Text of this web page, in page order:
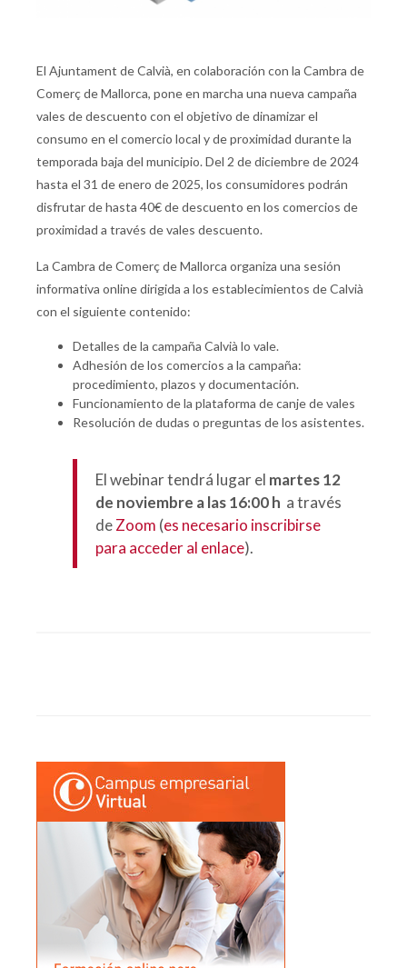
El Ajuntament de Calvià, en colaboración con la Cambra de
Comerç de Mallorca, pone en marcha una nueva campaña
vales de descuento con el objetivo de dinamizar el
consumo en el comercio local y de proximidad durante la
temporada baja del municipio. Del 2 de diciembre de 2024
hasta el 31 de enero de 2025, los consumidores podrán
disfrutar de hasta 40€ de descuento en los comercios de
proximidad a través de vales descuento.
La Cambra de Comerç de Mallorca organiza una sesión
informativa online dirigida a los establecimientos de Calvià
con el siguiente contenido:
Detalles de la campaña Calvià lo vale.
Adhesión de los comercios a la campaña:
procedimiento, plazos y documentación.
Funcionamiento de la plataforma de canje de vales
Resolución de dudas o preguntas de los asistentes.
El webinar tendrá lugar el martes 12
de noviembre a las 16:00 h a través
deZoom (es necesario inscribirse
para acceder al enlace).